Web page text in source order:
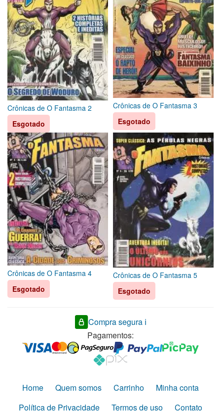
Crônicas de O Fantasma 2
Esgotado
Crônicas de O Fantasma 3
Esgotado
Crônicas de O Fantasma 4
Esgotado
Crônicas de O Fantasma 5
Esgotado
Compra segura ℹ️
Pagamentos:
Home Quem somos Carrinho
Minha conta
Política de Privacidade
Termos de uso Contato